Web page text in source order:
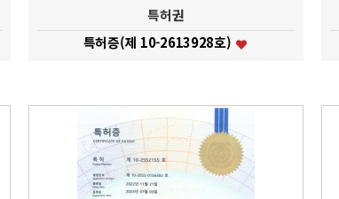
특허권
특허증(제 10-2613928호)